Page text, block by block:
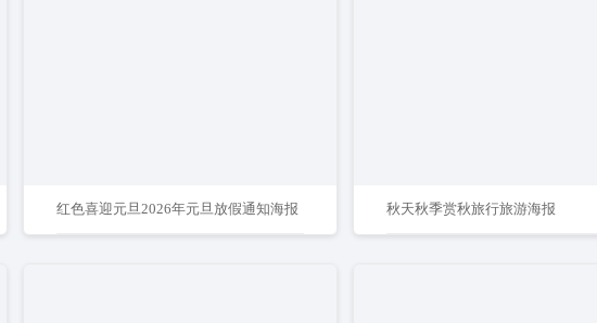
红色喜迎元旦2026年元旦放假通知海报 秋天秋季赏秋旅行旅游海报